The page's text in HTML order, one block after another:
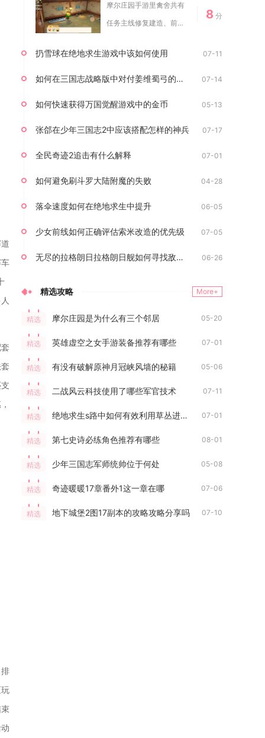
摩尔庄园手游里禽舍共有
任务主线修复建造、前置
8 分
扔雪球在绝地求生游戏中该如何使用 07-11
如何在三国志战略版中对付姜维蜀弓的防线 07-14
如何快速获得万国觉醒游戏中的金币 05-13
张郃在少年三国志2中应该搭配怎样的神兵 07-17
全民奇迹2追击有什么解释 07-01
如何避免刷斗罗大陆附魔的失败 04-28
落伞速度如何在绝地求生中提升 06-05
少女前线如何正确评估索米改造的优先级 07-05
无尽的拉格朗日拉格朗日舰如何寻找敌方基地 06-26
精选攻略 More+
精选 摩尔庄园是为什么有三个邻居 05-20
精选 英雄虚空之女手游装备推荐有哪些 07-01
精选 有没有破解原神月冠峡风墙的秘籍 05-06
精选 二战风云科技使用了哪些军官技术 07-11
精选 绝地求生s路中如何有效利用草丛进行掩藏 07-01
精选 第七史诗必练角色推荐有哪些 08-01
精选 少年三国志军师统帅位于何处 05-08
精选 奇迹暖暖17章番外1这一章在哪 07-06
精选 地下城堡2图17副本的攻略攻略分享吗 07-10